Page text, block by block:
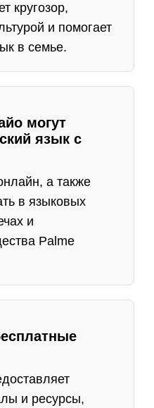
кругозор,
и помогает
в семье.
могут
язык с
а также
в языковых
и
Palme
и ресурсы,